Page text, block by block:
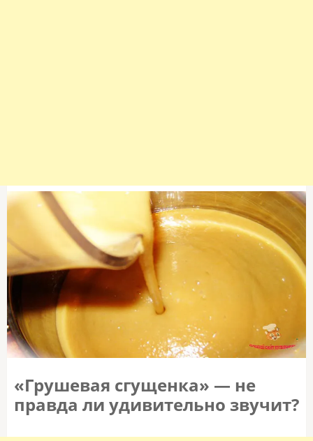
«Грушевая сгущенка» — не
правда ли удивительно звучит?